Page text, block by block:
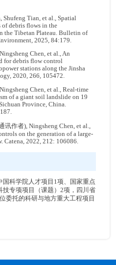
Shufeng Tian, et al., Spatial
of debris flows in the
the Tibetan Plateau. Bulletin of
2025, 84:179.
Chen, et al., An
for debris flow control
stations along the Jinsha
2020, 266, 105472.
Chen, et al., Real-time
of a giant soil landslide on 19
Province, China.
讯作者), Ningsheng Chen, et al.,
on the generation of a large-
Catena, 2022, 212: 106086.
科学院人才项目1项、国家重点
技专项项目（课题）2项，四川省
委托的科研与地方重大工程项目